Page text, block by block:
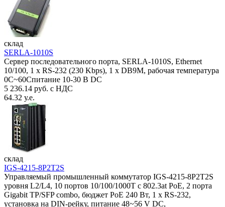
склад
SERLA-1010S
Сервер последовательного порта, SERLA-1010S, Ethernet
10/100, 1 x RS-232 (230 Kbps), 1 x DB9M, рабочая температура
0C~60Спитание 10-30 В DC
5 236.14 руб. с НДС
64.32 у.е.
склад
IGS-4215-8P2T2S
Управляемый промышленный коммутатор IGS-4215-8P2T2S
уровня L2/L4, 10 портов 10/100/1000T с 802.3at PoE, 2 порта
Gigabit TP/SFP combo, бюджет PoE 240 Вт, 1 x RS-232,
установка на DIN-рейку, питание 48~56 V DC,